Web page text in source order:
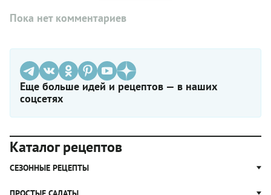
Пока нет комментариев
Еще больше идей и рецептов — в наших
соцсетях
Каталог рецептов
СЕЗОННЫЕ РЕЦЕПТЫ
Рецепты из капусты